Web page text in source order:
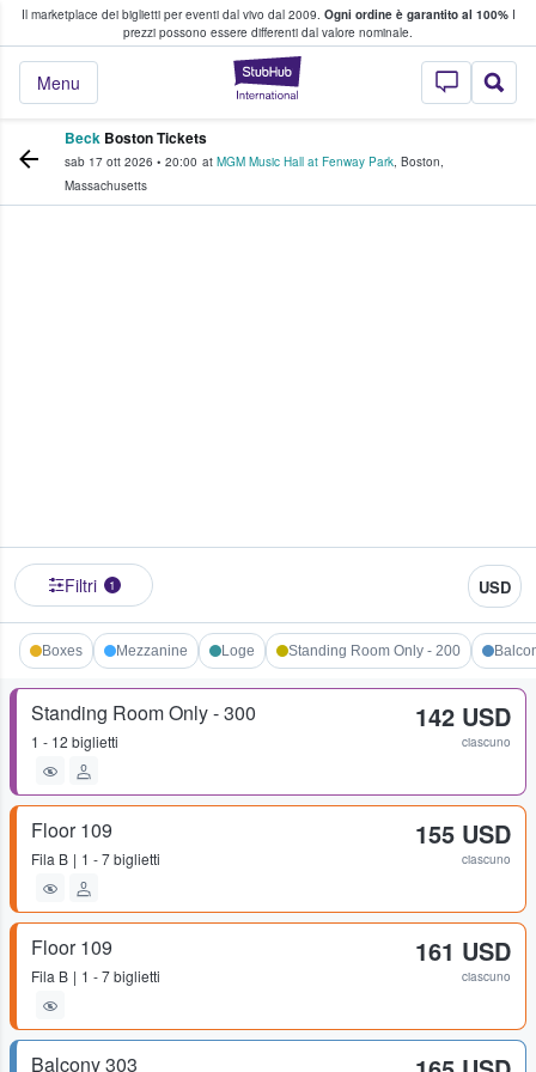
Il marketplace dei biglietti per eventi dal vivo dal 2009. Ogni ordine è garantito al 100%I
prezzi possono essere differenti dal valore nominale.
StubHub - Dove
Menu
fan comprano e vendono biglietti
Beck Boston Tickets
sab 17 ott 2026 • 20:00 at MGM Music Hall at Fenway Park, Boston,
Massachusetts
Filtri 1 USD
Boxes Mezzanine Loge Standing Room Only - 200
Standing Room Only - 300
1 - 12 biglietti
142 USD
ciascuno
Floor 109
Fila B 1 - 7 biglietti
155 USD
ciascuno
Floor 109
Fila B 1 - 7 biglietti
161 USD
ciascuno
Balcony 303